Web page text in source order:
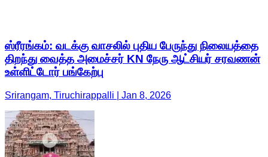
ஸ்ரீரங்கம்: வடக்கு வாசலில் புதிய பேருந்து நிலையத்தை
திறந்து வைத்த அமைச்சர் KN நேரு ஆட்சியர் சரவணன்
உள்ளிட்டோர் பங்கேற்பு
Srirangam, Tiruchirappalli | Jan 8, 2026